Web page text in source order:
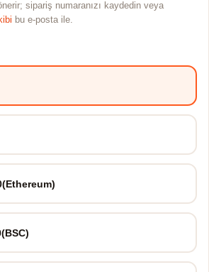
sipariş numaranızı kaydedin veya
bu e-posta ile.